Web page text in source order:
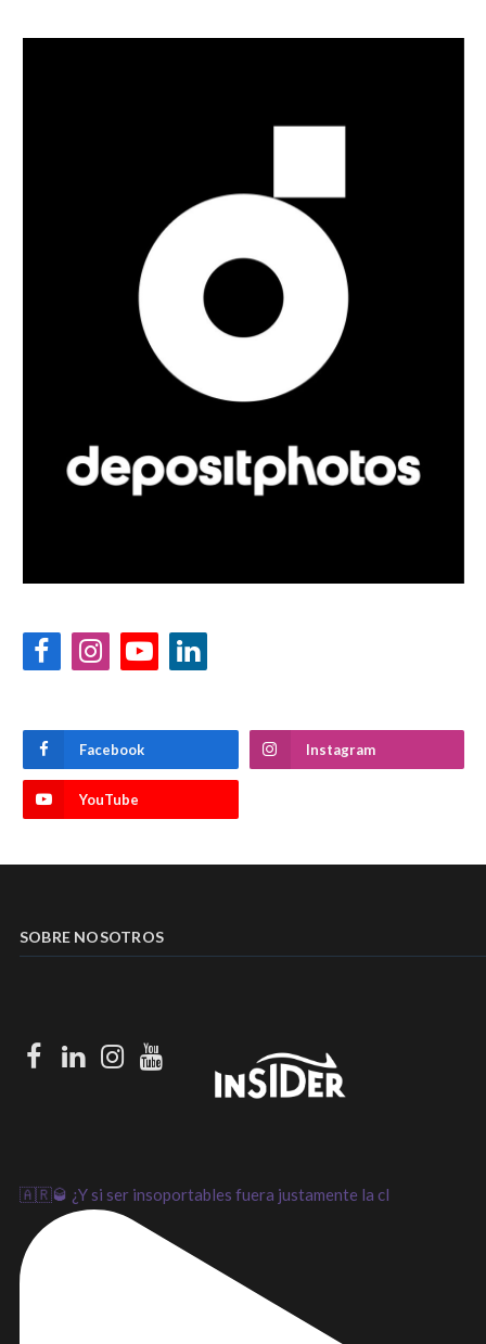
FacebookInstagramYouTubeLinkedIn
Facebook Instagram
YouTube
SOBRE NOSOTROS
Facebook
LinkedIn
Instagram
Youtube
🇦🇷🥃 ¿Y si ser insoportables fuera justamente la cl